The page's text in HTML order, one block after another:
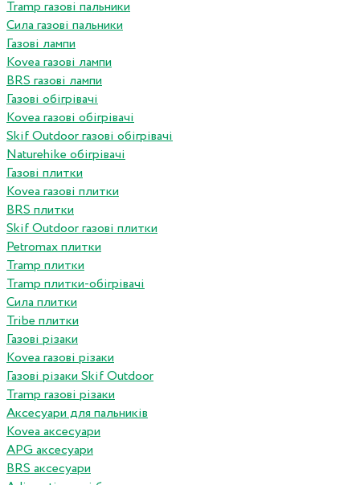
Tramp газові пальники
Сила газові пальники
Газові лампи
Kovea газові лампи
BRS газові лампи
Газові обігрівачі
Kovea газові обігрівачі
Skif Outdoor газові обігрівачі
Naturehike обігрівачі
Газові плитки
Kovea газові плитки
BRS плитки
Skif Outdoor газові плитки
Petromax плитки
Tramp плитки
Tramp плитки-обігрівачі
Сила плитки
Tribe плитки
Газові різаки
Kovea газові різаки
Газові різаки Skif Outdoor
Tramp газові різаки
Аксесуари для пальників
Kovea аксесуари
APG аксесуари
BRS аксесуари